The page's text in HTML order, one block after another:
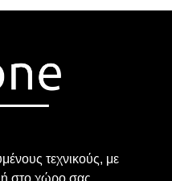
τεχνικούς, με